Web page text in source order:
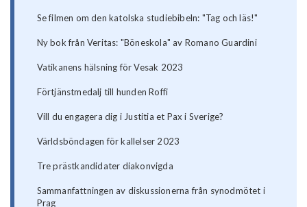
Se filmen om den katolska studiebibeln: "Tag och läs!"
Ny bok från Veritas: "Böneskola" av Romano Guardini
Vatikanens hälsning för Vesak 2023
Förtjänstmedalj till hunden Roffi
Vill du engagera dig i Justitia et Pax i Sverige?
Världsböndagen för kallelser 2023
Tre prästkandidater diakonvigda
Sammanfattningen av diskussionerna från synodmötet i
Prag